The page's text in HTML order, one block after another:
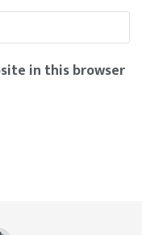
in this browser